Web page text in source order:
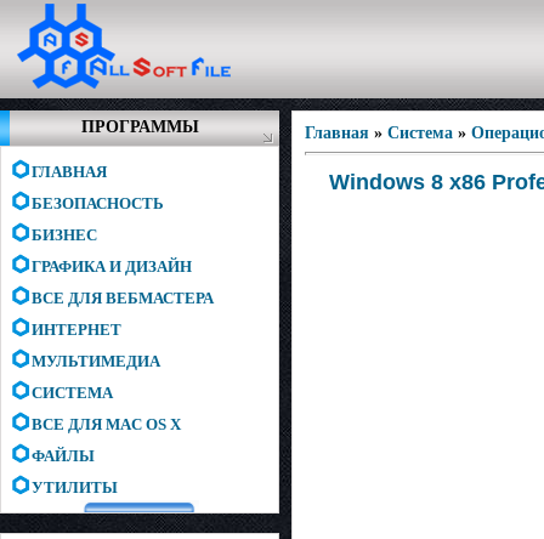
ПРОГРАММЫ
ГЛАВНАЯ
БЕЗОПАСНОСТЬ
БИЗНЕС
ГРАФИКА И ДИЗАЙН
ВСЕ ДЛЯ ВЕБМАСТЕРА
ИНТЕРНЕТ
МУЛЬТИМЕДИА
СИСТЕМА
ВСЕ ДЛЯ MAC OS X
ФАЙЛЫ
УТИЛИТЫ
Главная » Система »
Windows 8 x86